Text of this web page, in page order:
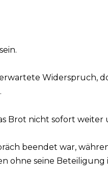
Widerspruch,
Brot nicht sofort weiter
beendet war,
ohne seine